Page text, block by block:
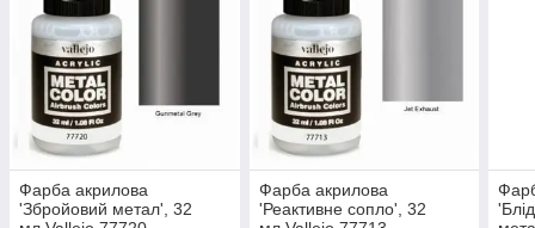
Фарба акрилова
'Збройовий метал', 32
Фарба акрилова
'Реактивне сопло', 32